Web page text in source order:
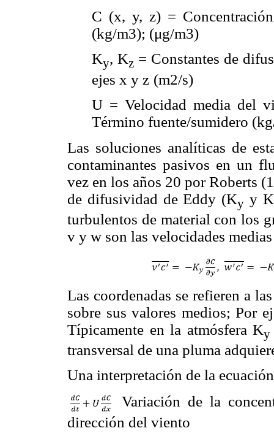
C (x, y, z) =
(kg/m3); (μg/m3)
Ky, Kz = Constantes de
ejes x y z (m2/s)
U = Velocidad media del
Término fuente/sumidero
Las soluciones analíticas de
contaminantes pasivos en un
vez en los años 20 por Roberts
de difusividad de Eddy (Ky y K
turbulentos de material con los
v y w son las velocidades
Las coordenadas se refieren a
sobre sus valores medios;
Típicamente en la atmósfera Ky
transversal de una pluma
Una interpretación de la
Variación de la
dirección del viento